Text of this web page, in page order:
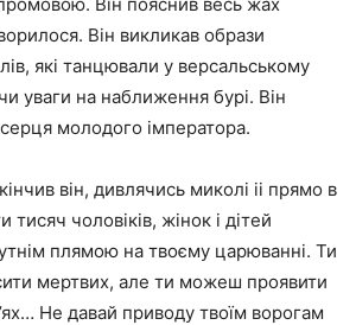
Він викликав образи
які танцювали у версальському
уваги на наближення бурі. Він
молодого імператора.
він, дивлячись миколі ii прямо в
тисяч чоловіків, жінок і дітей
плямою на твоєму царюванні. Ти
мертвих, але ти можеш проявити
Не давай приводу твоїм ворогам